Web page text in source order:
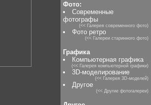
Фото:
Современные
фотографы
(<< Галерея современного фото)
Фото ретро
(<< Галереи старинного фото)
Графика
Компьютерная графика
(<< Галерея компьютерной графики)
3D-моделирование
(<< Галерея 3D-моделей)
Другое
(<< Другие фотогалереи)